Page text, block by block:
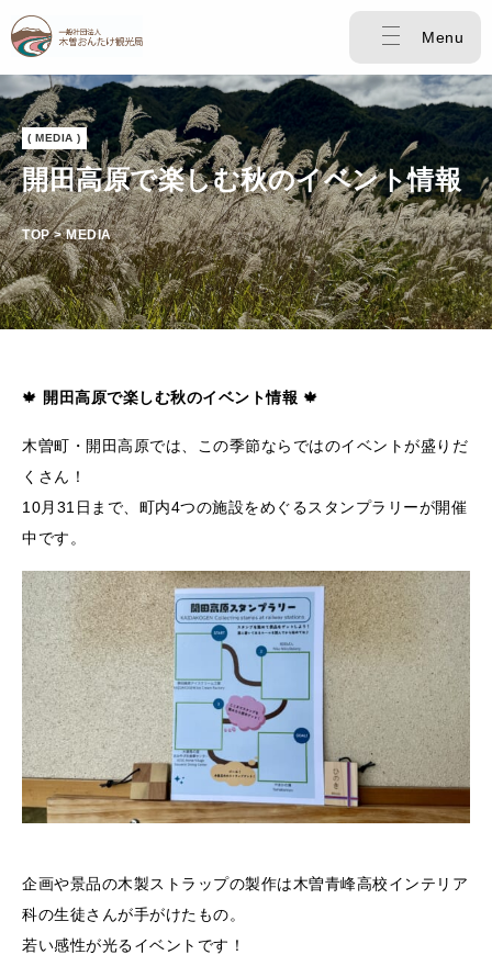
Menu
( MEDIA )
開田高原で楽しむ秋のイベント情報
TOP > MEDIA
🍁 開田高原で楽しむ秋のイベント情報 🍁
木曽町・開田高原では、この季節ならではのイベントが盛りだ
くさん！
10月31日まで、町内4つの施設をめぐるスタンプラリーが開催
中です。
企画や景品の木製ストラップの製作は木曽青峰高校インテリア
科の生徒さんが手がけたもの。
若い感性が光るイベントです！